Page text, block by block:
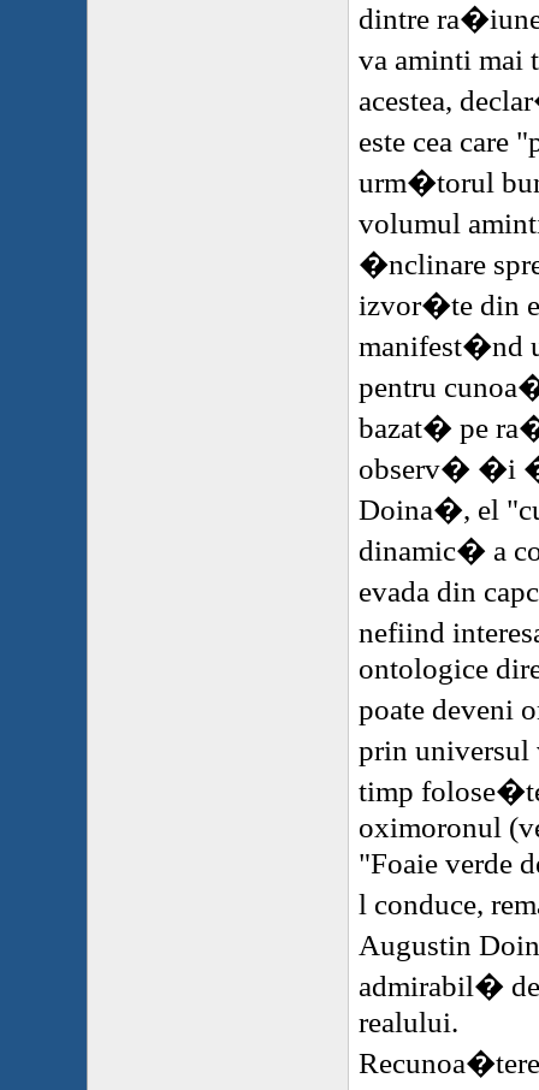
dintre
va aminti mai
acestea,
este cea
urm�torul
volumul
�nclinare
izvor�te din
manifest�nd
pentru
bazat� pe
observ� �i
Doina�, el
dinamic� a
evada din
nefiind
ontologice
poate deveni
prin
timp
oximoronul
"Foaie verde
l conduce,
Augustin
admirabil�
realului.